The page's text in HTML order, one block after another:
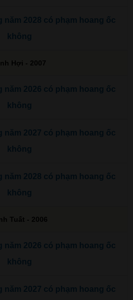
năm 2028 có phạm hoang ốc
không
Hợi - 2007
năm 2026 có phạm hoang ốc
không
năm 2027 có phạm hoang ốc
không
năm 2028 có phạm hoang ốc
không
Tuất - 2006
năm 2026 có phạm hoang ốc
không
năm 2027 có phạm hoang ốc